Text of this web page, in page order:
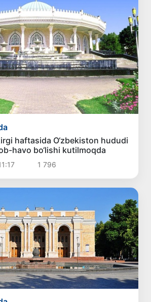
haftasida O‘zbekiston hududi
havo bo‘lishi kutilmoqda
1 796